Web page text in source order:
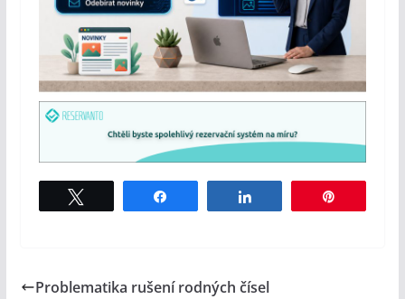
Problematika rušení rodných čísel